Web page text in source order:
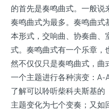
的首先是奏鸣曲式。一般说
奏鸣曲式为最多。奏鸣曲式
本形式，交响曲、协奏曲、
式。奏鸣曲式有一个乐章，
然不仅仅只是奏鸣曲式，曲
一个主题进行各种演变：
了解可以聆听柴科夫斯基的
主题变化为七个变奏；又如